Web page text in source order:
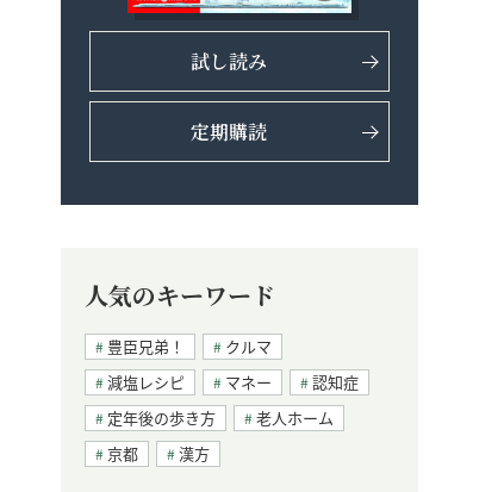
試し読み
定期購読
人気のキーワード
豊臣兄弟！
クルマ
減塩レシピ
マネー
認知症
定年後の歩き方
老人ホーム
京都
漢方